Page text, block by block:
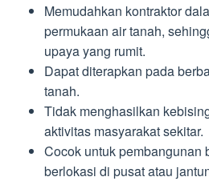
Memudahkan kontraktor
permukaan air tanah,
upaya yang rumit.
Dapat diterapkan pada
tanah.
Tidak menghasilkan
aktivitas masyarakat sekitar.
Cocok untuk pembangunan
berlokasi di pusat atau